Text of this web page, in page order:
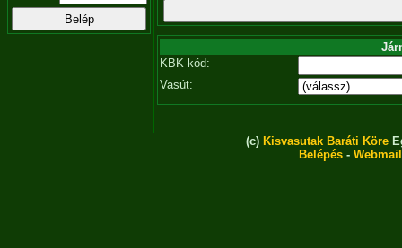
KBK-kód:
Vasút:
(c) Kisvasutak Baráti Köre
Belépés - Webmail